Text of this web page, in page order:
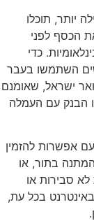
יותר, תוכלו
הכסף לפני
כדי
השתמשו בעבר
ישראל, שאומנם
הבנק עם העמלה
אפשרות להזמין
בתור, או
סבירות או
בכל עת,